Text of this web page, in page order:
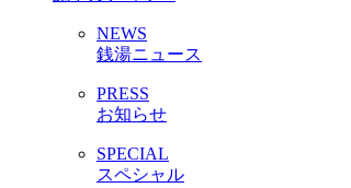
NEWS
銭湯ニュース
PRESS
お知らせ
SPECIAL
スペシャル